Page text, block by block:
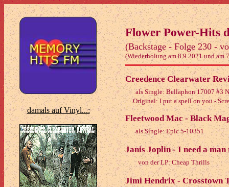
damals auf Vinyl...:
Flower Power-Hits
(Backstage - Folge 230 -
(Wiederholung am 8.9.2021 und am
Creedence Clearwater
als Single: Bellaphon 17007 #3
Original: I put a spell on you -
Fleetwood Mac - Black
als Single: Epic 5-10351
Janis Joplin - I need a
von der LP: Cheap Thrills
Jimi Hendrix - Crosstown